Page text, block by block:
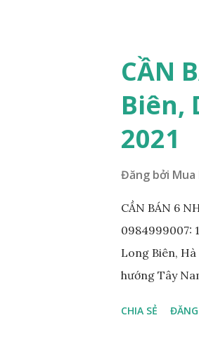
CẦN
Biên,
2021
Đăng bởi
CẦN BÁN 6
0984999007:
Long Biên,
hướng Tây
MT 4m,
CHIA SẺ